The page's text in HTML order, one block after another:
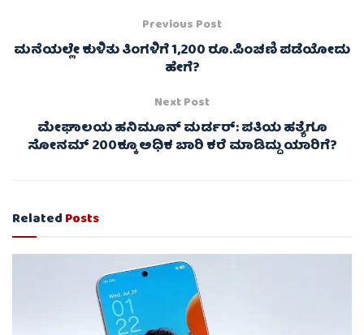
Previous Post
ಮನೆಯಲ್ಲೇ ಕುಳಿತು ತಿಂಗಳಿಗೆ 1,200 ರೂ.ಪಿಂಚಣಿ ಪಡೆಯೋದು
ಹೇಗೆ?
Next Post
ಮೇಘಾಲಯ ಹನಿಮೂನ್ ಮರ್ಡರ್: ಪತಿಯ ಹತ್ಯೆಗೂ
ಸೋನಮ್ 200ಕ್ಕೂ ಅಧಿಕ ಬಾರಿ ಕರೆ ಮಾಡಿದ್ದು ಯಾರಿಗೆ?
RelatedPosts